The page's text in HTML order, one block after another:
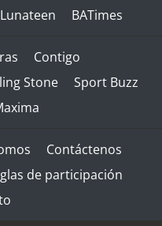
Lunateen BATimes
Contigo
Stone
Sport Buzz
Contáctenos
de participación